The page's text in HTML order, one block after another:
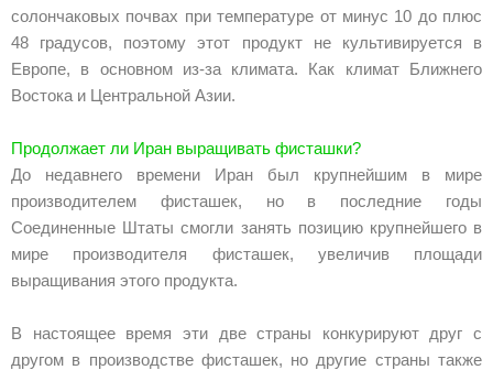
солончаковых почвах при температуре от минус 10 до плюс
48 градусов, поэтому этот продукт не культивируется в
Европе, в основном из-за климата. Как климат Ближнего
Востока и Центральной Азии.
Продолжает ли Иран выращивать фисташки?
До недавнего времени Иран был крупнейшим в мире
производителем фисташек, но в последние годы
Соединенные Штаты смогли занять позицию крупнейшего в
мире производителя фисташек, увеличив площади
выращивания этого продукта.
В настоящее время эти две страны конкурируют друг с
другом в производстве фисташек, но другие страны также